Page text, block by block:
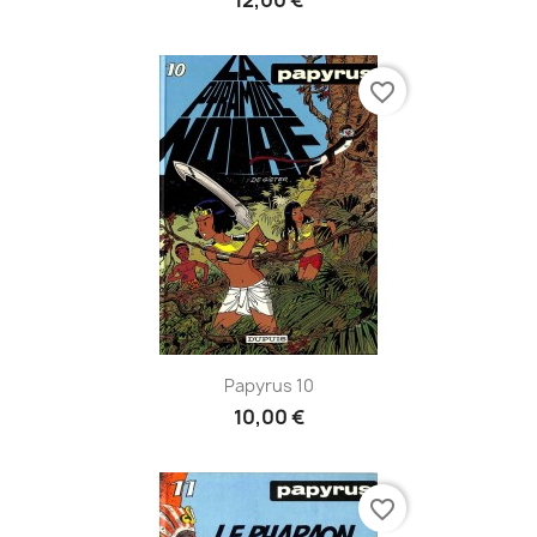
Papyrus 10
10,00 €
favorite_border
favorite_border